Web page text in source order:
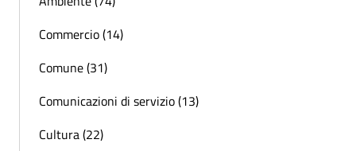
Commercio (14)
Comune (31)
Comunicazioni di servizio (13)
Cultura (22)